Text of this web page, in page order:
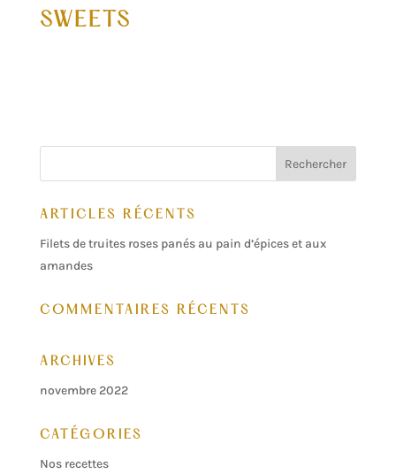
SWEETS
ARTICLES RÉCENTS
Filets de truites roses panés au pain d’épices et aux
amandes
COMMENTAIRES RÉCENTS
ARCHIVES
novembre 2022
CATÉGORIES
Nos recettes